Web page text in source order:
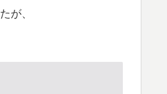
が、